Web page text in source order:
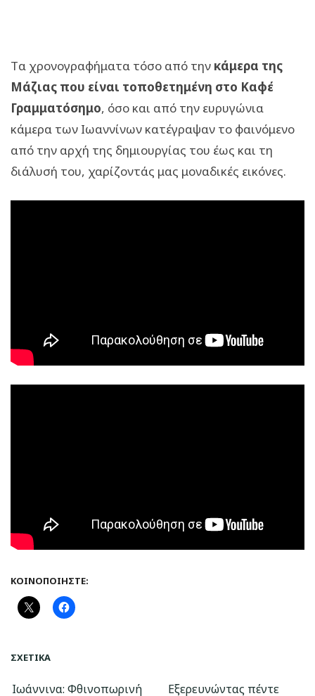
Tα χρονογραφήματα τόσο από την κάμερα της
Μάζιας που είναι τοποθετημένη στο Καφέ
Γραμματόσημο, όσο και από την ευρυγώνια
κάμερα των Ιωαννίνων κατέγραψαν το φαινόμενο
από την αρχή της δημιουργίας του έως και τη
διάλυσή του, χαρίζοντάς μας μοναδικές εικόνες.
ΚΟΙΝΟΠΟΙΉΣΤΕ:
ΣΧΕΤΙΚΆ
Ιωάννινα: Φθινοπωρινή
Εξερευνώντας πέντε